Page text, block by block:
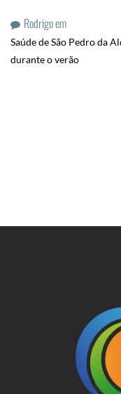
Rodrigoem
Saúde de São Pedro da
durante o verão